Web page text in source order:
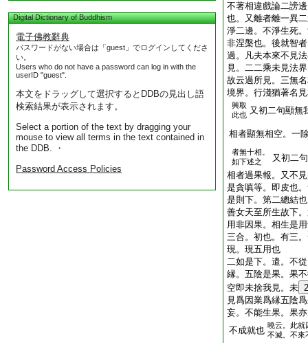
Digital Dictionary of Buddhism
電子佛教辭典
パスワードがない場合は「guest」でログインしてくださ
い。
Users who do not have a password can log in with the
userID "guest".
本文をドラッグして選択するとDDBの見出し語
検索結果が表示されます。
Select a portion of the text by dragging your
mouse to view all terms in the text contained in
the DDB. ・
Password Access Policies
不著相違戲論二謗
也。又離者離一異
淨二邊。不淨生死
非涅槃也。後就智
過。凡夫本來不見
見。二二乘未見法
故云過所見。三無
境界。行淺猶著名
興取
此也 又初二句顯無
相者顯無相空。一
者無十相。
如下述之
又初二句
相者過果報。又不
是貪嗔等。即皮也
是則下。第二總結也
善女天至所生故下
用非因果。相生是
三合。初也。有三
現。現五用也
二如是下。遣。不
縁。五陰是果。果
空即未捨我見。未 2
見爲因業爲縁五陰
妄。不能生果。果
不成就也 曉云。此就
不滅。不來